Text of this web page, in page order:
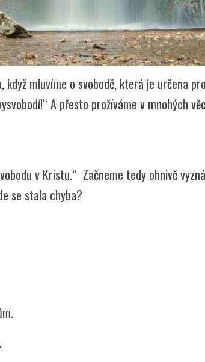
mluvíme o svobodě, která je určena
A přesto prožíváme v mnohých
v Kristu.“ Začneme tedy ohnivě
se stala chyba?